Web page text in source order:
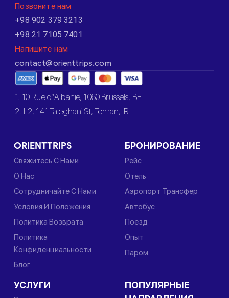
Позвоните нам
+98 902 379 3213
+98 21 7105 7401
Напишите нам
contact@orienttrips.com
1. 10 Rue d’Albanie, 1060 Brussels, BE
2. L2, 141 Taleghani St, Tehran, IR
ORIENTTRIPS
Свяжитесь С Нами
О Нас
Сотрудничайте С Нами
Условия И Положения
Политика Возврата
Политика
Конфиденциальности
Блог
БРОНИРОВАНИЕ
Рейс
Отель
Аэропорт Трансфер
Автобус
Поезд
Опыт
Паром
УСЛУГИ
ПОПУЛЯРНЫЕ